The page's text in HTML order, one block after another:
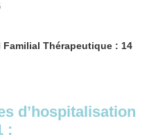
Thérapeutique : 14
d’hospitalisation
: